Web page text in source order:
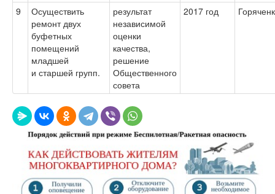
9
Осуществить
ремонт двух
буфетных
помещений
младшей
и старшей групп.
результат
независимой
оценки
качества,
решение
Общественного
совета
2017 год